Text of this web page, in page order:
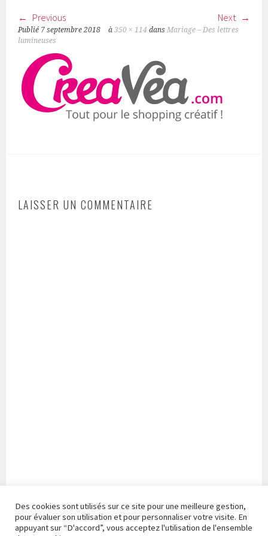
Previous Next
Publié 7 septembre 2018 à350 × 114 dansMariage – Des lettres
lumineuses
LAISSER UN COMMENTAIRE
Des cookies sont utilisés sur ce site pour une meilleure gestion,
pour évaluer son utilisation et pour personnaliser votre visite. En
appuyant sur “D'accord”, vous acceptez l'utilisation de l'ensemble